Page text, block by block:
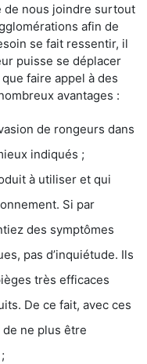
de nous joindre surtout
afin de
se fait ressentir, il
puisse se déplacer
faire appel à des
avantages :
de rongeurs dans
indiqués ;
à utiliser et qui
Si par
des symptômes
pas d’inquiétude. Ils
très efficaces
De ce fait, avec ces
ne plus être